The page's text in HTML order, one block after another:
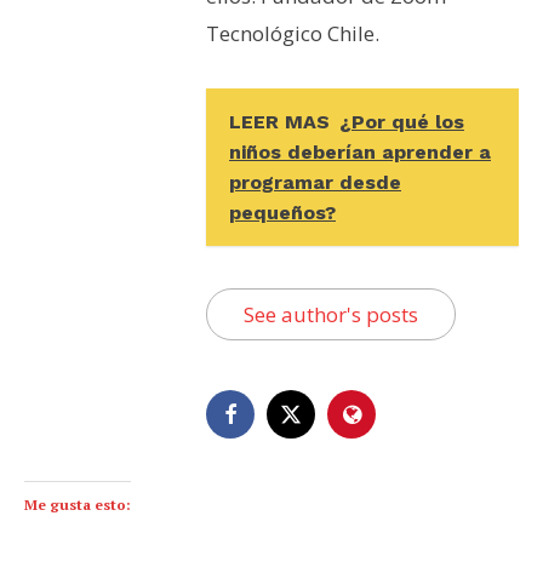
Tecnológico Chile.
LEER MAS ¿Por qué los
niños deberían aprender a
programar desde
pequeños?
See author's posts
Me gusta esto: